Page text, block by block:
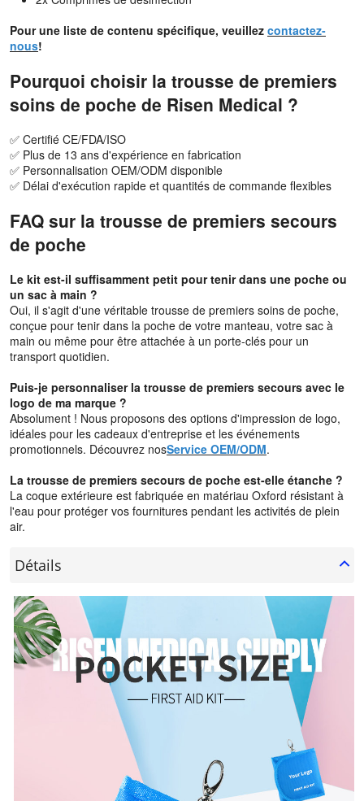
Pour une liste de contenu spécifique, veuillez contactez-
nous!
Pourquoi choisir la trousse de premiers
soins de poche de Risen Medical ?
✅ Certifié CE/FDA/ISO
✅ Plus de 13 ans d'expérience en fabrication
✅ Personnalisation OEM/ODM disponible
✅ Délai d'exécution rapide et quantités de commande flexibles
FAQ sur la trousse de premiers secours
de poche
Le kit est-il suffisamment petit pour tenir dans une poche ou
un sac à main ?
Oui, il s'agit d'une véritable trousse de premiers soins de poche,
conçue pour tenir dans la poche de votre manteau, votre sac à
main ou même pour être attachée à un porte-clés pour un
transport quotidien.
Puis-je personnaliser la trousse de premiers secours avec le
logo de ma marque ?
Absolument ! Nous proposons des options d'impression de logo,
idéales pour les cadeaux d'entreprise et les événements
promotionnels. Découvrez nosService OEM/ODM.
La trousse de premiers secours de poche est-elle étanche ?
La coque extérieure est fabriquée en matériau Oxford résistant à
l'eau pour protéger vos fournitures pendant les activités de plein
air.
Détails